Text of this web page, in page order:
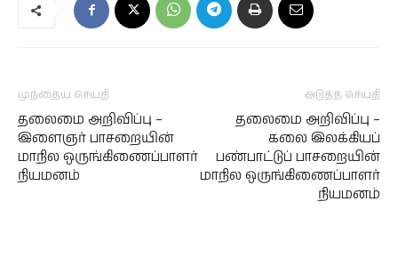
முந்தைய செய்தி
தலைமை அறிவிப்பு –
இளைஞர் பாசறையின்
மாநில ஒருங்கிணைப்பாளர்
நியமனம்
அடுத்த செய்தி
தலைமை அறிவிப்பு –
கலை இலக்கியப்
பண்பாட்டுப் பாசறையின்
மாநில ஒருங்கிணைப்பாளர்
நியமனம்